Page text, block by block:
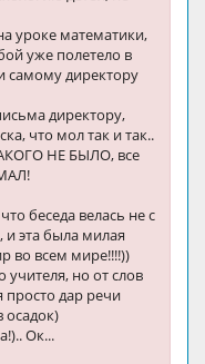
уроке математики,
уже полетело в
самому директору
директору,
что мол так и так..
НЕ БЫЛО, все
беседа велась не с
эта была милая
во всем мире!!!!))
но от слов
просто дар речи
осадок)
Ок...